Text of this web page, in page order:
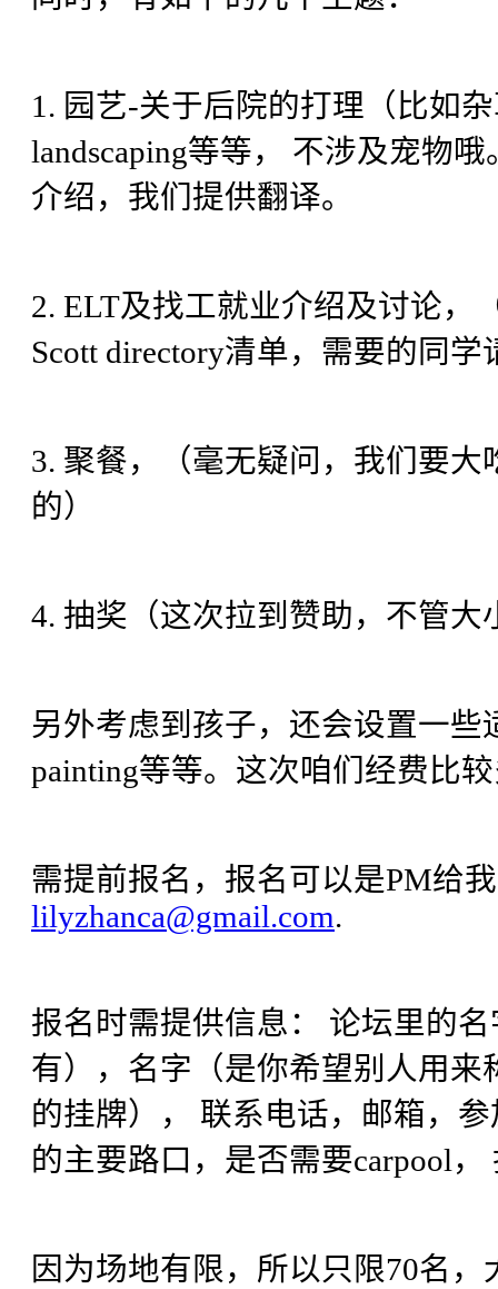
1. 园艺-关于后院的打理（比如
landscaping等等， 不涉及宠物
介绍，我们提供翻译。
2. ELT及找工就业介绍及讨论，
Scott directory清单，需要的同
3. 聚餐，（毫无疑问，我们要
的）
4. 抽奖（这次拉到赞助，不管
另外考虑到孩子，还会设置一些
painting等等。这次咱们经费比
需提前报名，报名可以是PM给
lilyzhanca@gmail.com.
报名时需提供信息： 论坛里的
有），名字（是你希望别人用
的挂牌）， 联系电话，邮箱，
的主要路口，是否需要carpool，
因为场地有限，所以只限70名